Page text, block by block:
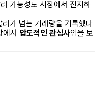
가능성도 시장에서 진지하
러가 넘는 거래량을 기록했다
에서 압도적인 관심사임을 보